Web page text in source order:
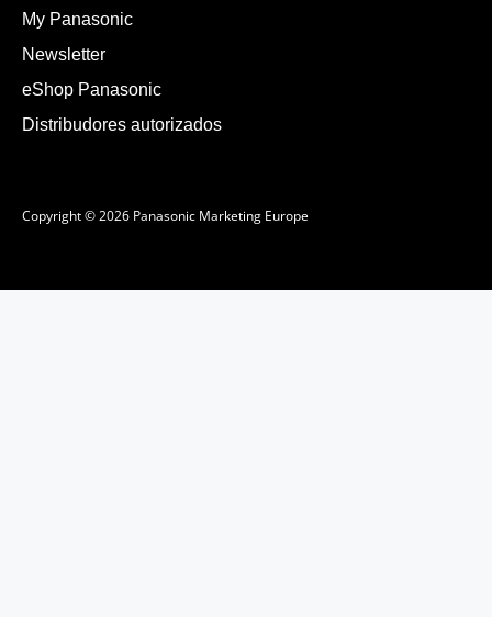
My Panasonic
Newsletter
eShop Panasonic
Distribudores autorizados
Copyright © 2026 Panasonic Marketing Europe